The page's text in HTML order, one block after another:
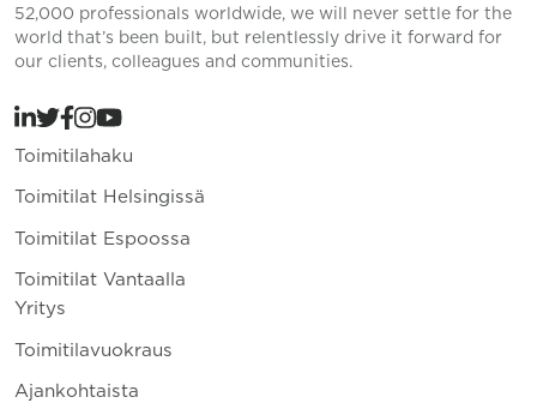
52,000 professionals worldwide, we will never settle for the
world that’s been built, but relentlessly drive it forward for
our clients, colleagues and communities.
Toimitilahaku
Toimitilat Helsingissä
Toimitilat Espoossa
Toimitilat Vantaalla
Yritys
Toimitilavuokraus
Ajankohtaista